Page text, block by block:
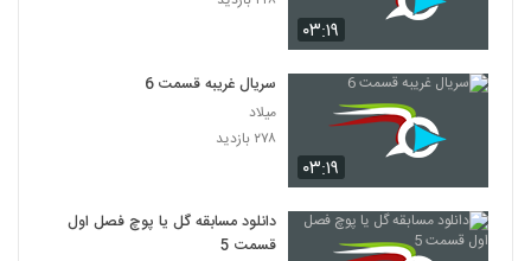
۰۳:۱۹
۰۳:۱۹
سریال غریبه قسمت 6
میلاد
۲۷۸ بازدید
دانلود مسابقه گل یا پوچ فصل اول
قسمت 5